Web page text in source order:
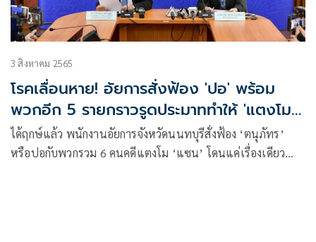
3 สิงหาคม 2565
โรคเลื่อนหาย! อัยการสั่งฟ้อง 'ปอ' พร้อม
พวกอีก 5 รายกราวรูดประมาททำให้ 'แตงโม'
เสียชีวิต
ได้ฤกษ์แล้ว พนักงานอัยการจังหวัดนนทบุรีสั่งฟ้อง ‘ตนุภัทร’
หรือปอกับพวกรวม 6 คนคดีแตงโม ‘แซน’ โดนแค่เรื่องเดียว